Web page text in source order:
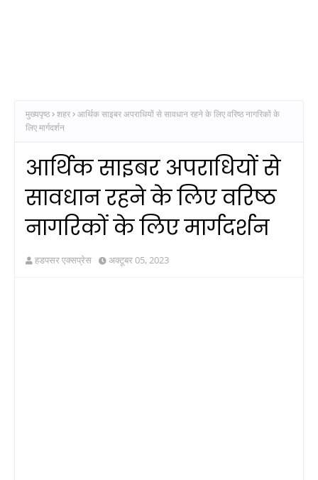
मुख्यपृष्ठ शहर आर्थिक साइबर अपराधियों से सावधान रहने के लिए वरिष्ठ नागरिकों के
लिए मार्गदर्शन
आर्थिक साइबर अपराधियों से
सावधान रहने के लिए वरिष्ठ
नागरिकों के लिए मार्गदर्शन
हडपसर एक्सप्रेस अक्टूबर 05, 2023